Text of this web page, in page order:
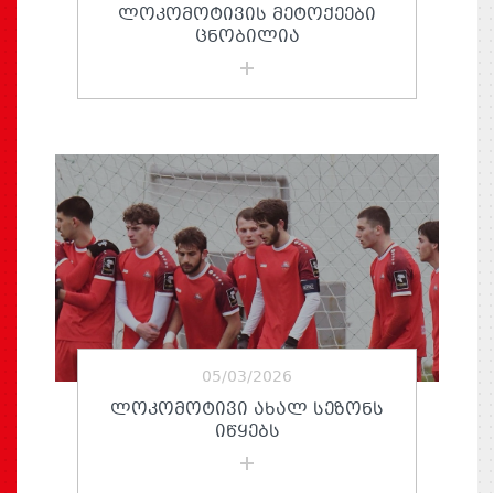
ᲚᲝᲙᲝᲛᲝᲢᲘᲕᲘᲡ ᲛᲔᲢᲝᲥᲔᲔᲑᲘ
ᲪᲜᲝᲑᲘᲚᲘᲐ
05/03/2026
ᲚᲝᲙᲝᲛᲝᲢᲘᲕᲘ ᲐᲮᲐᲚ ᲡᲔᲖᲝᲜᲡ
ᲘᲬᲧᲔᲑᲡ